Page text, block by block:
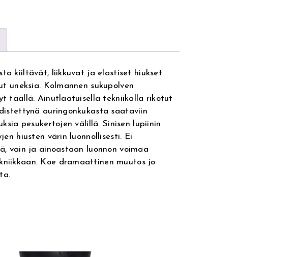
kiiltävät, liikkuvat ja elastiset hiukset.
uneksia. Kolmannen sukupolven
täällä. Ainutlaatuisella tekniikalla rikotut
auringonkukasta saataviin
pesukertojen välillä. Sinisen lupiinin
hiusten värin luonnollisesti. Ei
vain ja ainoastaan luonnon voimaa
Koe dramaattinen muutos jo